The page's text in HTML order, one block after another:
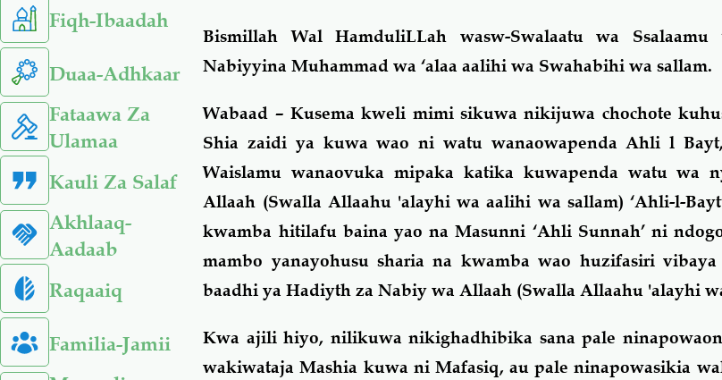
Fiqh-Ibaadah
Duaa-Adhkaar
Fataawa Za
Ulamaa
Kauli Za Salaf
Akhlaaq-
Aadaab
Raqaaiq
Familia-Jamii
Bismillah Wal HamduliLLah wasw-Swalaatu wa Ssalaamu
Nabiyyina Muhammad wa ‘alaa aalihi wa Swahabihi wa sallam.
Wabaad – Kusema kweli mimi sikuwa nikijuwa chochote
Shia zaidi ya kuwa wao ni watu wanaowapenda Ahli l
Waislamu wanaovuka mipaka katika kuwapenda watu wa
Allaah (Swalla Allaahu 'alayhi wa aalihi wa sallam) ‘Ahli-l-
kwamba hitilafu baina yao na Masunni ‘Ahli Sunnah’ ni
mambo yanayohusu sharia na kwamba wao huzifasiri
baadhi ya Hadiyth za Nabiy wa Allaah (Swalla Allaahu 'alayhi
Kwa ajili hiyo, nilikuwa nikighadhibika sana pale
wakiwataja Mashia kuwa ni Mafasiq, au pale ninapowasikia